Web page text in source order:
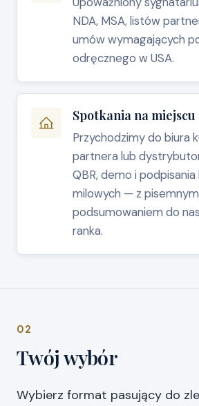
NDA, MSA, listów
umów wymagających
odręcznego w USA.
Spotkania na miejscu
Przychodzimy do biura
partnera lub
QBR, demo i podpisania
milowych — z pisemnym
podsumowaniem do
ranka.
02
Twój wybór
Wybierz format pasujący do